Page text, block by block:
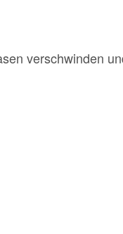
verschwinden